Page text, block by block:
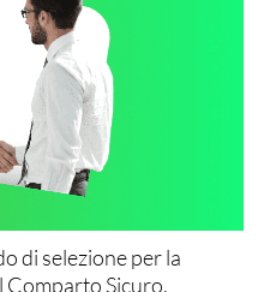
di selezione per la
Comparto Sicuro.